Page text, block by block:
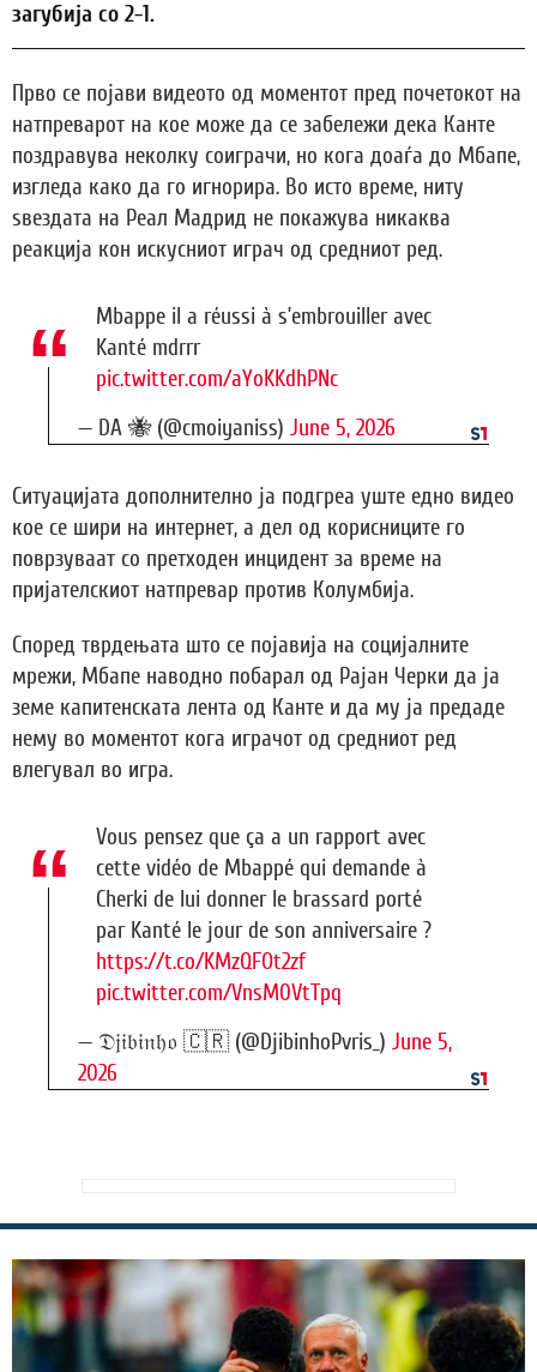
загубија со 2-1.
Прво се појави видеото од моментот пред почетокот на
натпреварот на кое може да се забележи дека Канте
поздравува неколку соиграчи, но кога доаѓа до Мбапе,
изгледа како да го игнорира. Во исто време, ниту
ѕвездата на Реал Мадрид не покажува никаква
реакција кон искусниот играч од средниот ред.
Mbappe il a réussi à s’embrouiller avec
Kanté mdrrr
pic.twitter.com/aYoKKdhPNc
— DA 🐝 (@cmoiyaniss) June 5, 2026
Ситуацијата дополнително ја подгреа уште едно видео
кое се шири на интернет, а дел од корисниците го
поврзуваат со претходен инцидент за време на
пријателскиот натпревар против Колумбија.
Според тврдењата што се појавија на социјалните
мрежи, Мбапе наводно побарал од Рајан Черки да ја
земе капитенската лента од Канте и да му ја предаде
нему во моментот кога играчот од средниот ред
влегувал во игра.
Vous pensez que ça a un rapport avec
cette vidéo de Mbappé qui demande à
Cherki de lui donner le brassard porté
par Kanté le jour de son anniversaire ?
https://t.co/KMzQFOt2zf
pic.twitter.com/VnsM0VtTpq
— 𝔇𝔧𝔦𝔟𝔦𝔫𝔥𝔬 🇨🇷 (@DjibinhoPvris_) June 5,
2026